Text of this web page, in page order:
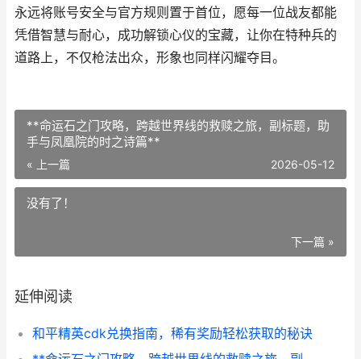
永远将账号安全与官方规则置于首位，愿每一位战友都能
凭借智慧与耐心，成功解锁心仪的宝藏，让你在特种兵的
道路上，不仅枪法出众，形象也同样闪耀夺目。
**命运石之门攻略，跨越世界线的救赎之旅，副标题，助
手与凤凰院的时之诗篇**
« 上一篇 2026-05-12
没有了！
下一篇 »
延伸阅读
和平精英cdk兑换指南，稀有奖励轻松获取的秘诀